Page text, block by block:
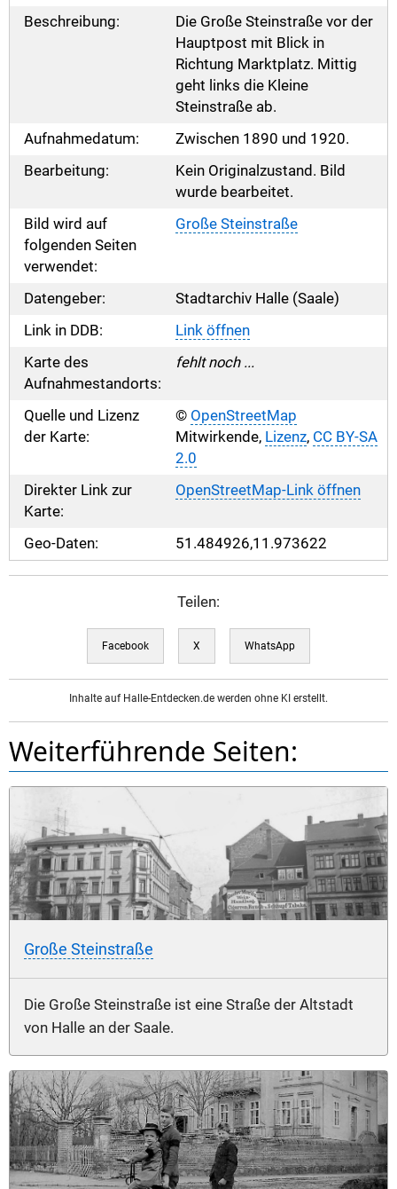
Beschreibung:
Die Große Steinstraße vor der
Hauptpost mit Blick in
Richtung Marktplatz. Mittig
geht links die Kleine
Steinstraße ab.
Aufnahmedatum:
Zwischen 1890 und 1920.
Bearbeitung:
Kein Originalzustand. Bild
wurde bearbeitet.
Bild wird auf
folgenden Seiten
verwendet:
Große Steinstraße
Datengeber:
Stadtarchiv Halle (Saale)
Link in DDB:
Link öffnen
Karte des
Aufnahmestandorts:
fehlt noch ...
Quelle und Lizenz
der Karte:
© OpenStreetMap
Mitwirkende, Lizenz, CC BY-SA
2.0
Direkter Link zur
Karte:
OpenStreetMap-Link öffnen
Geo-Daten: 51.484926,11.973622
Teilen:
Facebook X WhatsApp
Inhalte auf Halle-Entdecken.de werden ohne KI erstellt.
Weiterführende Seiten:
Große Steinstraße
Die Große Steinstraße ist eine Straße der Altstadt
von Halle an der Saale.